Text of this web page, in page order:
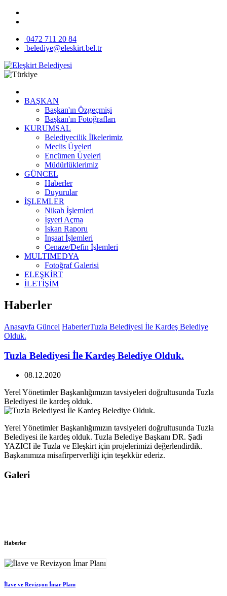
0472 711 20 84
belediye@eleskirt.bel.tr
BAŞKAN
Başkan'ın Özgeçmişi
Başkan'ın Fotoğrafları
KURUMSAL
Belediyecilik İlkelerimiz
Meclis Üyeleri
Encümen Üyeleri
Müdürlüklerimiz
GÜNCEL
Haberler
Duyurular
İŞLEMLER
Nikah İşlemleri
İşyeri Açma
İskan Raporu
İnşaat İşlemleri
Cenaze/Defin İşlemleri
MULTIMEDYA
Fotoğraf Galerisi
ELEŞKİRT
İLETİŞİM
Haberler
Anasayfa Güncel HaberlerTuzla Belediyesi İle Kardeş Belediye
Olduk.
Tuzla Belediyesi İle Kardeş Belediye Olduk.
08.12.2020
Yerel Yönetimler Başkanlığımızın tavsiyeleri doğrultusunda Tuzla
Belediyesi ile kardeş olduk.
Yerel Yönetimler Başkanlığımızın tavsiyeleri doğrultusunda Tuzla
Belediyesi ile kardeş olduk. Tuzla Belediye Başkanı DR. Şadi
YAZICI ile Tuzla ve Eleşkirt için projelerimizi değerlendirdik.
Başkanımıza misafirperverliği için teşekkür ederiz.
Galeri
Haberler
İlave ve Revizyon İmar Planı